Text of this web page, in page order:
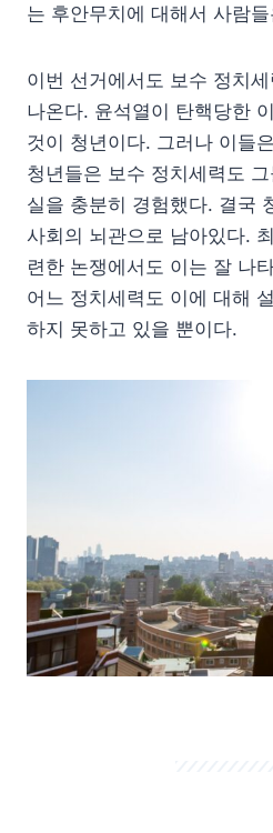
는 후안무치에 대해서 사람
이번 선거에서도 보수 정치
나온다. 윤석열이 탄핵당한
것이 청년이다. 그러나 이들
청년들은 보수 정치세력도
실을 충분히 경험했다. 결국
사회의 뇌관으로 남아있다.
련한 논쟁에서도 이는 잘 나
어느 정치세력도 이에 대해
하지 못하고 있을 뿐이다.